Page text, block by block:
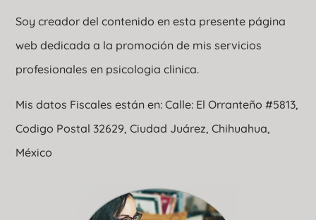
Soy creador del contenido en esta presente página
web dedicada a la promoción de mis servicios
profesionales en psicologia clinica.
Mis datos Fiscales están en: Calle: El Orranteño #5813,
Codigo Postal 32629, Ciudad Juárez, Chihuahua,
México